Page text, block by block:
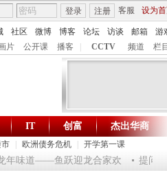
客服 设为
登录 注册
社区 微博 博客 论坛 访谈 邮箱
游
片 公开课 播客 CCTV 频道 栏目
财智生活 一键通达
市 欧洲债务危机 开学第一课
IT 创富 杰出华商
味道——鱼跃迎龙合家欢 提问2012